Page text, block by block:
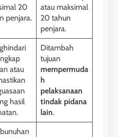
20
penjara.
atau maksimal
20 tahun
penjara.
atau
hasil
Ditambah
tujuan
mempermuda
h
pelaksanaan
tindak pidana
lain.